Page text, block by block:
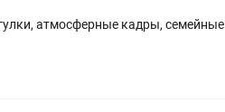
атмосферные кадры, семейные